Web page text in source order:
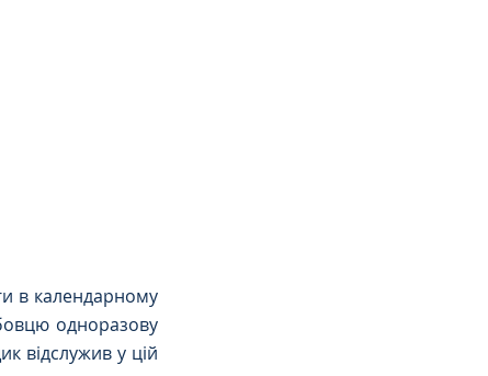
в календарному
одноразову
відслужив у цій